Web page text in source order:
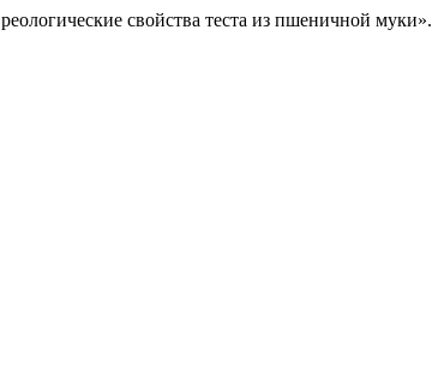
свойства теста из пшеничной муки».